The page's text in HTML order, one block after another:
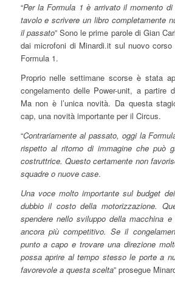
“Per la Formula 1 è arrivato il momento
tavolo e scrivere un libro completamente
il passato” Sono le prime parole di Gian
dai microfoni di Minardi.it sul nuovo
Formula 1.
Proprio nelle settimane scorse è stata
congelamento delle Power-unit, a partire
Ma non è l’unica novità. Da questa
cap, una novità importante per il Circus.
“Contrariamente al passato, oggi la
rispetto al ritorno di immagine che può
costruttrice. Questo certamente non
squadre o nuove case.
Una voce molto importante sul budget
dubbio il costo della motorizzazione.
spendere nello sviluppo della macchina
ancora più competitivo. Se il
punto a capo e trovare una direzione
possa aprire al tempo stesso le porte a
favorevole a questa scelta” prosegue